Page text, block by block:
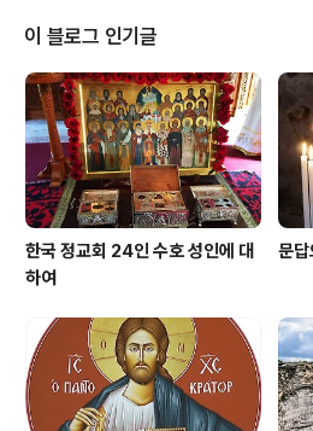
술한 수많은 책 중에는 시편의 주해서도 있습니다.
서가 우리 삶에 어떤 가치와 의미가 있는지 알아봅
도 바울로는 "성서는 전부가 하느님의 계시로 이
으로서 진리를 가르치고 잘못을 책망하고 허물을
고 올바르게 사는 훈련을 시키는 데 유익한 책"(
후 3,16)이라고 했습니다. 아..
이 블로그 인기글
한국 정교회 24인 수호 성인에 대
하여
문답